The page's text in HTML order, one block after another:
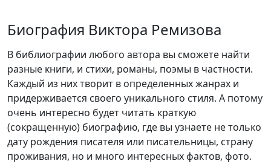
Биография Виктора Ремизова
В библиографии любого автора вы сможете найти
разные книги, и стихи, романы, поэмы в частности.
Каждый из них творит в определенных жанрах и
придерживается своего уникального стиля. А потому
очень интересно будет читать краткую
(сокращенную) биографию, где вы узнаете не только
дату рождения писателя или писательницы, страну
проживания, но и много интересных фактов, фото.